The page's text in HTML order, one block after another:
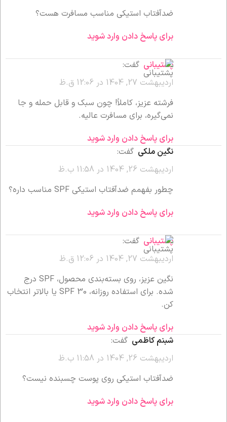
ضدآفتاب استیکی مناسب مسافرت هست؟
برای پاسخ دادن وارد شوید
پشتیبانی گفت:
اردیبهشت 27, 1404 در 12:06 ق.ظ
فرشته عزیز، کاملاً! چون سبک و قابل حمله و جا
نمی‌گیره، برای مسافرت عالیه.
برای پاسخ دادن وارد شوید
نگین ملکی گفت:
اردیبهشت 26, 1404 در 11:58 ب.ظ
چطور بفهمم ضدآفتاب استیکی SPF مناسب داره؟
برای پاسخ دادن وارد شوید
پشتیبانی گفت:
اردیبهشت 27, 1404 در 12:06 ق.ظ
نگین عزیز، روی بسته‌بندی محصول، SPF درج
شده. برای استفاده روزانه، SPF 30 یا بالاتر انتخاب
کن.
برای پاسخ دادن وارد شوید
شبنم کاظمی گفت:
اردیبهشت 26, 1404 در 11:58 ب.ظ
ضدآفتاب استیکی روی پوست چسبنده نیست؟
برای پاسخ دادن وارد شوید